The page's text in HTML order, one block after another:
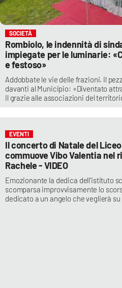
SOCIETÀ
Rombiolo, le indennità di
impiegate per le luminarie:
e festoso»
Addobbate le vie delle frazioni. Il
davanti al Municipio: «Diventato
Il grazie alle associazioni del
EVENTI
Il concerto di Natale del
commuove Vibo Valentia nel
Rachele - VIDEO
Emozionante la dedica dell'istituto
scomparsa improvvisamente lo
dedicato a un angelo che veglierà